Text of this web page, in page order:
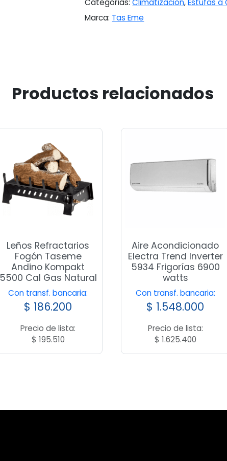
Categorías:Climatización,Estufas a
Marca: Tas Eme
Productos relacionados
Leños Refractarios
Fogón Taseme
Andino Kompakt
5500 Cal Gas Natural
Con transf. bancaria:
$ 186.200
Precio de lista:
$ 195.510
Aire Acondicionado
Electra Trend Inverter
5934 Frigorías 6900
watts
Con transf. bancaria:
$ 1.548.000
Precio de lista:
$ 1.625.400